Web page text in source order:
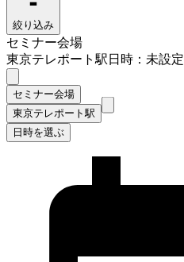
絞り込み
セミナー会場
東京テレポート駅日時：未設定
セミナー会場
東京テレポート駅
日時を選ぶ